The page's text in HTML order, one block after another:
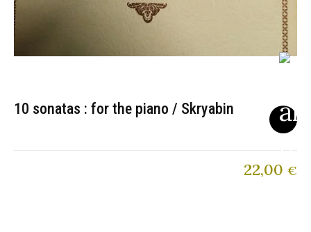
10 sonatas : for the piano / Skryabin
22,00 €